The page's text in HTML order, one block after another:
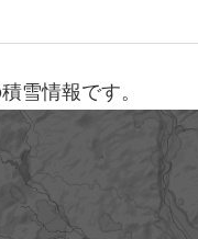
雪情報です。